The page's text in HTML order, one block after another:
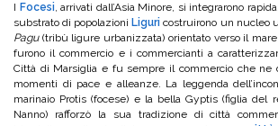
I Focesi, arrivati dall’Asia Minore, si integrarono
substrato di popolazioni Liguri costruirono un nucleo
Pagu(tribù ligure urbanizzata) orientato verso il
furono il commercio e i commercianti a
Città di Marsiglia e fu sempre il commercio che ne
momenti di pace e alleanze. La leggenda
marinaio Protis (focese) e la bella Gyptis (figlia del
Nanno) rafforzò la sua tradizione di città